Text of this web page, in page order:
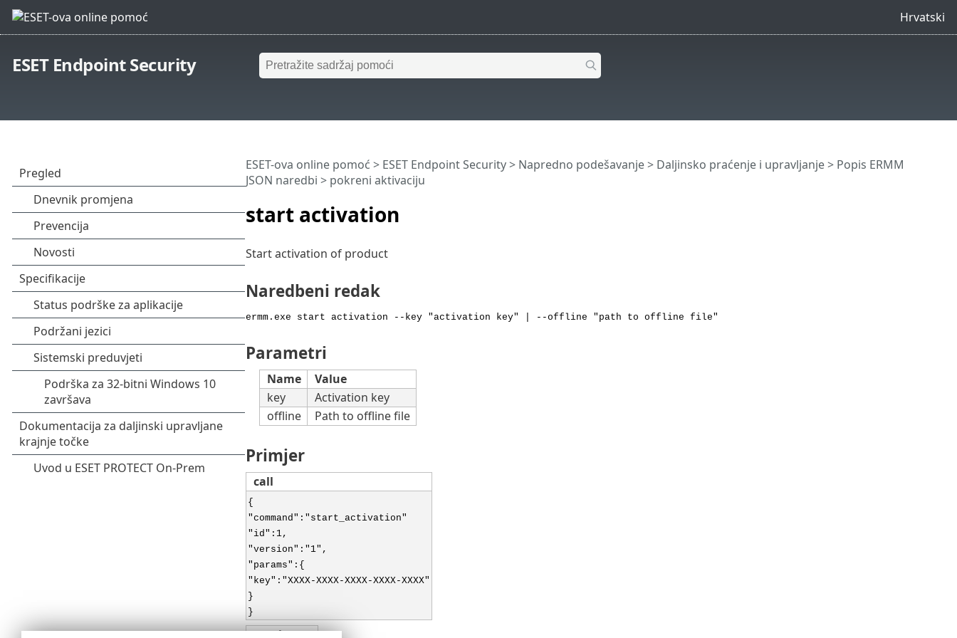
Hrvatski
ESET Endpoint Security
start activation
ESET-ova online pomoć > ESET Endpoint Security> Napredno podešavanje> Daljinsko praćenje i upravljanje> Popis ERMM
JSON naredbi > pokreni aktivaciju
Start activation of product
Naredbeni redak
ermm.exe start activation --key "activation key" | --offline "path to offline file"
Parametri
Name
Value
key
Activation key
offline
Path to offline file
Primjer
call
{
"command":"start_activation"
"id":1,
"version":"1",
"params":{
"key":"XXXX-XXXX-XXXX-XXXX-XXXX"
}
}
result